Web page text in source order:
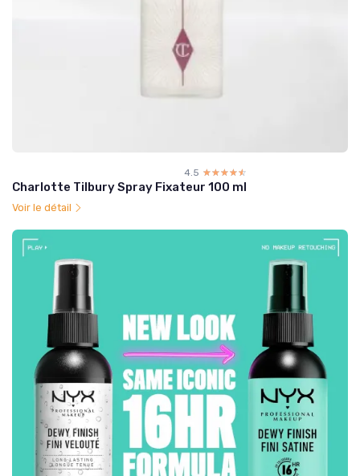
4.5 ☆☆☆☆☆
★★★★★
Charlotte Tilbury Spray Fixateur 100 ml
Voir le détail